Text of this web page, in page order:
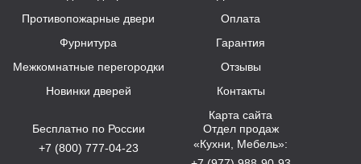
Противопожарные двери
Фурнитура
Межкомнатные перегородки
Новинки дверей
Оплата
Гарантия
Отзывы
Контакты
Карта сайта
Бесплатно по России
+7 (800) 777-04-23
Отдел продаж
«Кухни, Мебель»: